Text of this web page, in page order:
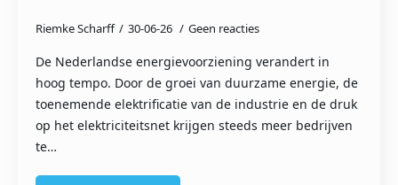
Riemke Scharff 30-06-26 Geen reacties
De Nederlandse energievoorziening verandert in
hoog tempo. Door de groei van duurzame energie, de
toenemende elektrificatie van de industrie en de druk
op het elektriciteitsnet krijgen steeds meer bedrijven
te…